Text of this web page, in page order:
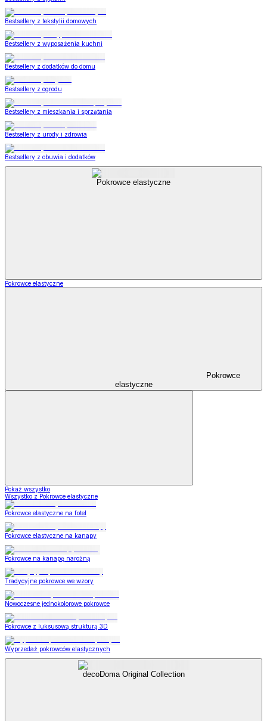
Bestsellery z tekstylii domowych
Bestsellery z wyposażenia kuchni
Bestsellery z dodatków do domu
Bestsellery z ogrodu
Bestsellery z mieszkania i sprzątania
Bestsellery z urody i zdrowia
Bestsellery z obuwia i dodatków
Pokrowce elastyczne
Pokrowce elastyczne
Pokrowce
elastyczne
Pokaż wszystko
Wszystko z Pokrowce elastyczne
Pokrowce elastyczne na fotel
Pokrowce elastyczne na kanapy
Pokrowce na kanapę narożną
Tradycyjne pokrowce we wzory
Nowoczesne jednokolorowe pokrowce
Pokrowce z luksusową strukturą 3D
Wyprzedaż pokrowców elastycznych
decoDoma Original Collection